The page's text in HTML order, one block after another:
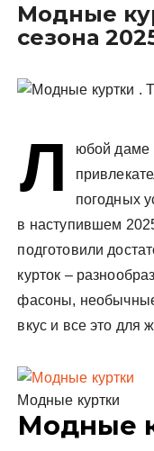
Модные
сезона
Л
юбой даме
погодных
в наступившем
подготовили
курток –
фасоны,
вкус и все это для
Модные куртки
Модные